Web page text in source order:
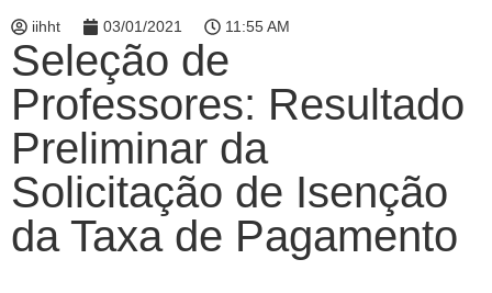
iihht 03/01/2021 11:55 AM
Seleção de
Professores: Resultado
Preliminar da
Solicitação de Isenção
da Taxa de Pagamento